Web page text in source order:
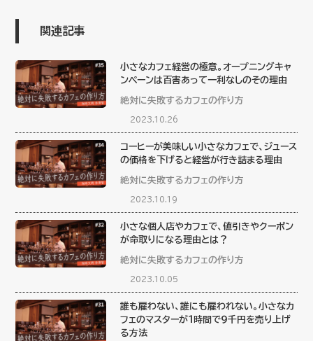
関連記事
小さなカフェ経営の極意。オープニングキャ
ンペーンは百害あって一利なしのその理由
絶対に失敗するカフェの作り方
2023.10.26
コーヒーが美味しい小さなカフェで、ジュース
の価格を下げると経営が行き詰まる理由
絶対に失敗するカフェの作り方
2023.10.19
小さな個人店やカフェで、値引きやクーポン
が命取りになる理由とは？
絶対に失敗するカフェの作り方
2023.10.05
誰も雇わない、誰にも雇われない。小さなカ
フェのマスターが１時間で９千円を売り上げ
る方法